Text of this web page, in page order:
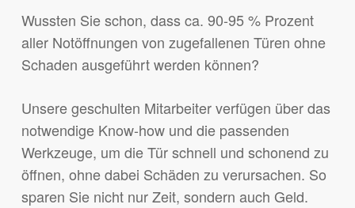
Wussten Sie schon, dass ca. 90-95 % Prozent
aller Notöffnungen von zugefallenen Türen ohne
Schaden ausgeführt werden können?
Unsere geschulten Mitarbeiter verfügen über das
notwendige Know-how und die passenden
Werkzeuge, um die Tür schnell und schonend zu
öffnen, ohne dabei Schäden zu verursachen. So
sparen Sie nicht nur Zeit, sondern auch Geld.